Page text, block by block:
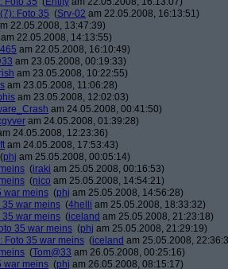
Foto 35 (Srv-02 am 22.05.2008, 16:13:51)
22.05.2008, 13:47:39)
am 22.05.2008, 14:13:55)
am 22.05.2008, 16:10:49)
am 23.05.2008, 00:19:33)
am 23.05.2008, 10:22:55)
am 23.05.2008, 11:06:28)
am 23.05.2008, 12:02:03)
am 24.05.2008, 00:41:50)
am 24.05.2008, 01:39:28)
24.05.2008, 12:23:36)
am 24.05.2008, 17:53:43)
(phj am 25.05.2008, 00:05:14)
(iraki am 25.05.2008, 00:16:53)
(nico am 25.05.2008, 14:54:21)
war meins (phj am 25.05.2008, 14:56:28)
35 war meins (4helli am 25.05.2008, 18:33:32)
35 war meins (iceland am 25.05.2008, 21:23:18)
35 war meins (phj am 25.05.2008, 21:29:19)
Foto 35 war meins (iceland am 25.05.2008,
(Tom@33 am 26.05.2008, 00:25:16)
war meins (phj am 26.05.2008, 08:15:17)